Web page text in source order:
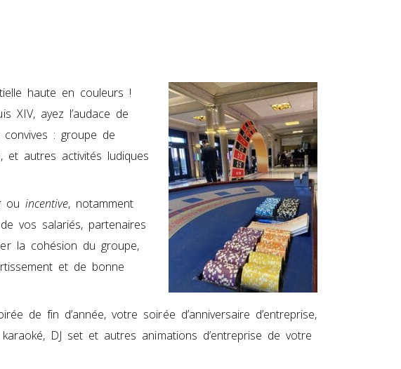
haute en couleurs !
XIV, ayez l’audace de
: groupe de
et autres activités ludiques
ou incentive, notamment
vos salariés, partenaires
la cohésion du groupe,
et de bonne
de fin d’année, votre soirée d’anniversaire d’entreprise,
DJ set et autres animations d’entreprise de votre